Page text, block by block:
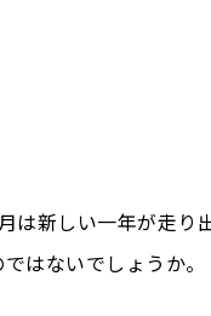
は新しい一年が走り
ではないでしょうか。